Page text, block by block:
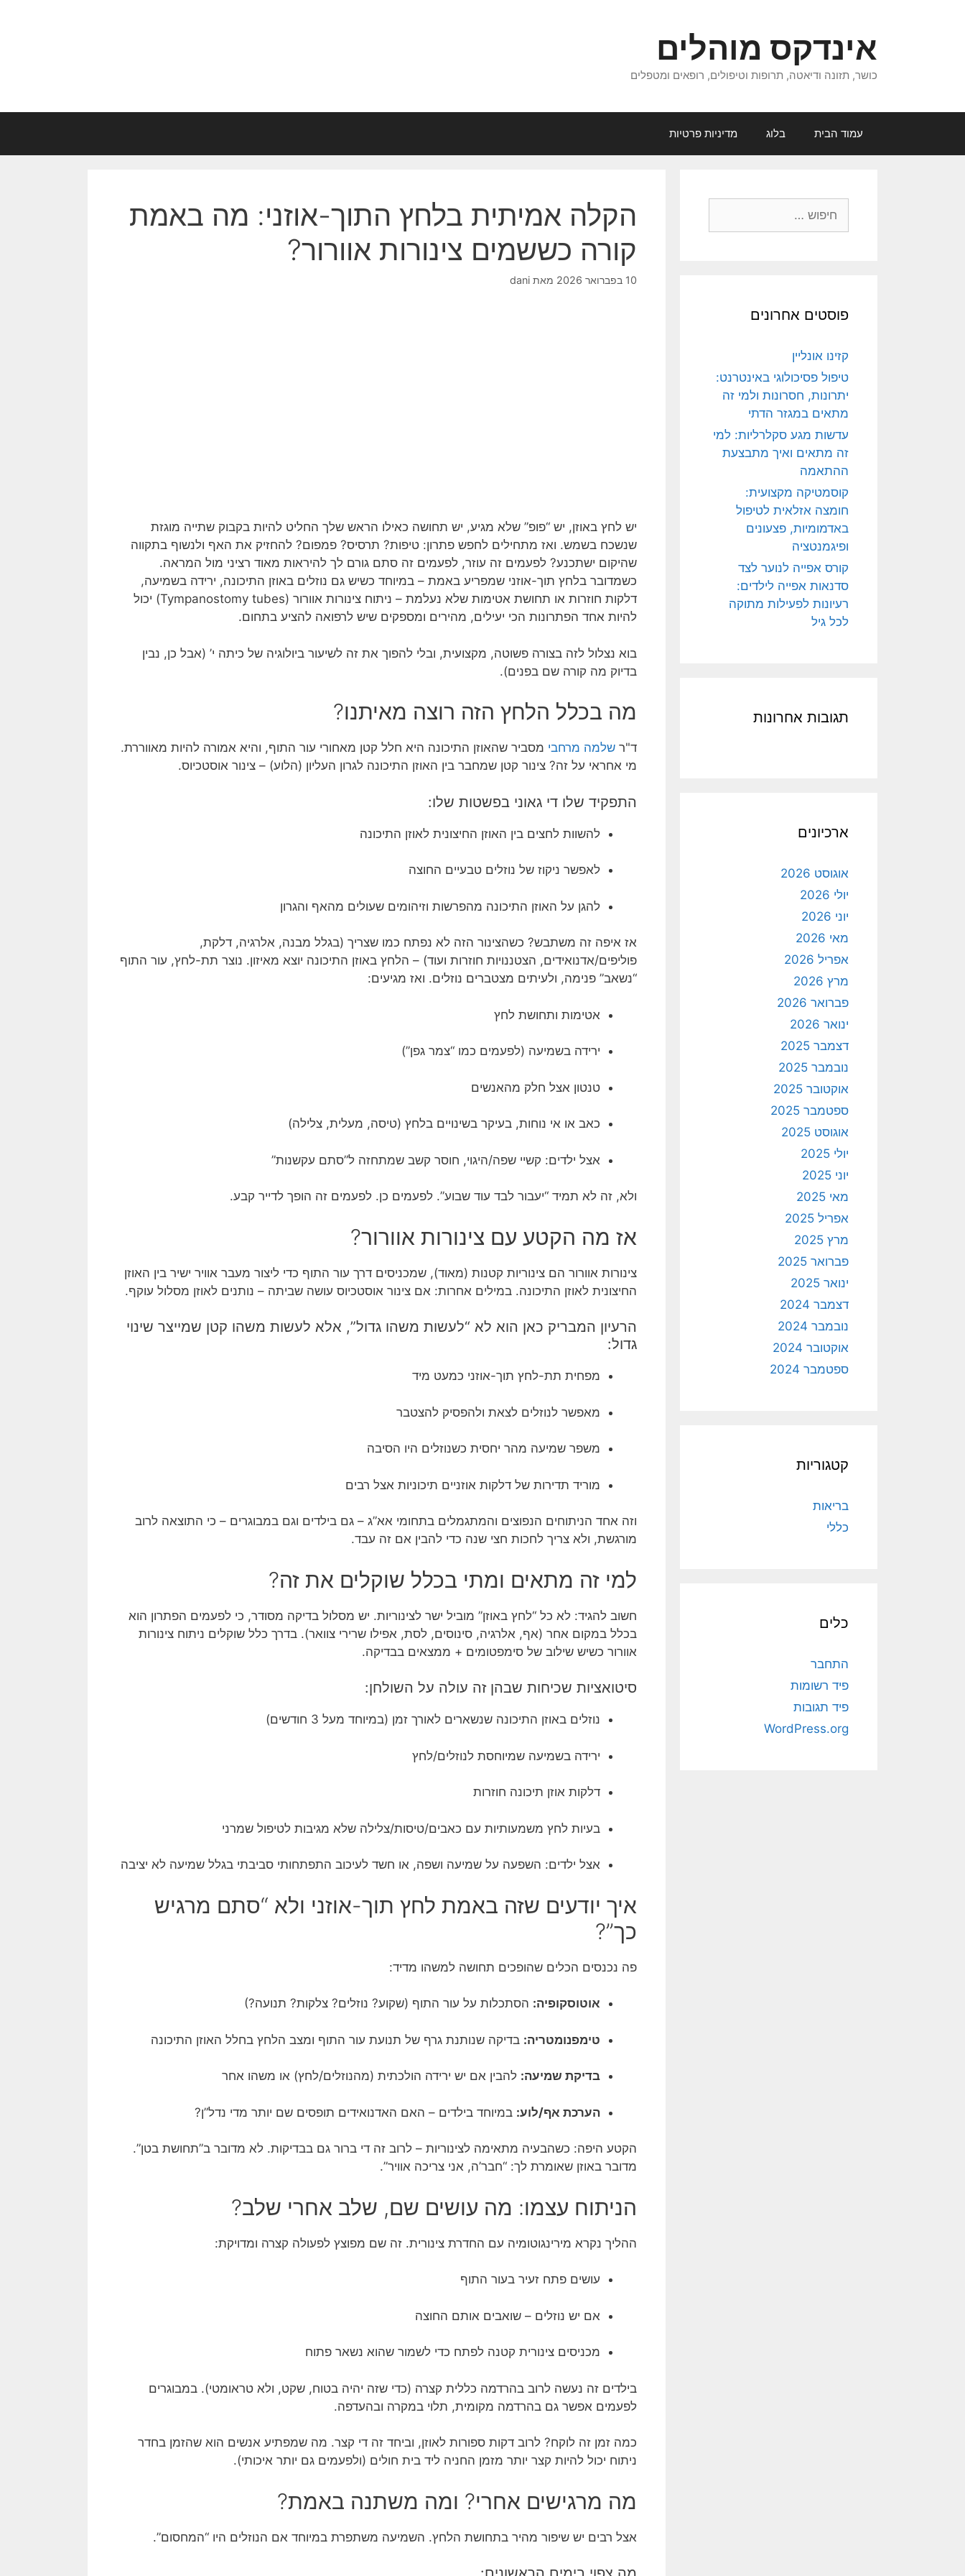
אינדקס מוהלים
כושר, תזונה ודיאטה, תרופות וטיפולים, רופאים ומטפלים
עמוד הבית בלוג מדיניות פרטיות
הקלה אמיתית בלחץ התוך-אוזני: מה באמת
קורה כששמים צינורות אוורור?
10 בפברואר 2026 מאת dani
יש לחץ באוזן, יש “פופ” שלא מגיע, יש תחושה כאילו הראש שלך החליט להיות בקבוק שתייה מוגזת
שנשכח בשמש. ואז מתחילים לחפש פתרון: טיפות? תרסיס? פמפום? להחזיק את האף ולנשוף בתקווה
שהיקום ישתכנע? לפעמים זה עוזר, לפעמים זה סתם גורם לך להיראות מאוד רציני מול המראה.
כשמדובר בלחץ תוך-אוזני שמפריע באמת – במיוחד כשיש גם נוזלים באוזן התיכונה, ירידה בשמיעה,
דלקות חוזרות או תחושת אטימות שלא נעלמת – ניתוח צינורות אוורור (Tympanostomy tubes) יכול
להיות אחד הפתרונות הכי יעילים, מהירים ומספקים שיש לרפואה להציע בתחום.
בוא נצלול לזה בצורה פשוטה, מקצועית, ובלי להפוך את זה לשיעור ביולוגיה של כיתה י’ (אבל כן, נבין
בדיוק מה קורה שם בפנים).
מה בכלל הלחץ הזה רוצה מאיתנו?
ד"ר שלמה מרחבי מסביר שהאוזן התיכונה היא חלל קטן מאחורי עור התוף, והיא אמורה להיות מאווררת.
מי אחראי על זה? צינור קטן שמחבר בין האוזן התיכונה לגרון העליון (הלוע) – צינור אוסטכיוס.
התפקיד שלו די גאוני בפשטות שלו:
להשוות לחצים בין האוזן החיצונית לאוזן התיכונה
לאפשר ניקוז של נוזלים טבעיים החוצה
להגן על האוזן התיכונה מהפרשות וזיהומים שעולים מהאף והגרון
אז איפה זה משתבש? כשהצינור הזה לא נפתח כמו שצריך (בגלל מבנה, אלרגיה, דלקת,
פוליפים/אדנואידים, הצטננויות חוזרות ועוד) – הלחץ באוזן התיכונה יוצא מאיזון. נוצר תת-לחץ, עור התוף
“נשאב” פנימה, ולעיתים מצטברים נוזלים. ואז מגיעים:
אטימות ותחושת לחץ
ירידה בשמיעה (לפעמים כמו “צמר גפן”)
טנטון אצל חלק מהאנשים
כאב או אי נוחות, בעיקר בשינויים בלחץ (טיסה, מעלית, צלילה)
אצל ילדים: קשיי שפה/היגוי, חוסר קשב שמתחזה ל”סתם עקשנות”
ולא, זה לא תמיד “יעבור לבד עוד שבוע”. לפעמים כן. לפעמים זה הופך לדייר קבע.
אז מה הקטע עם צינורות אוורור?
צינורות אוורור הם צינוריות קטנות (מאוד), שמכניסים דרך עור התוף כדי ליצור מעבר אוויר ישיר בין האוזן
החיצונית לאוזן התיכונה. במילים אחרות: אם צינור אוסטכיוס עושה שביתה – נותנים לאוזן מסלול עוקף.
הרעיון המבריק כאן הוא לא “לעשות משהו גדול”, אלא לעשות משהו קטן שמייצר שינוי
גדול:
מפחית תת-לחץ תוך-אוזני כמעט מיד
מאפשר לנוזלים לצאת ולהפסיק להצטבר
משפר שמיעה מהר יחסית כשנוזלים היו הסיבה
מוריד תדירות של דלקות אוזניים תיכוניות אצל רבים
וזה אחד הניתוחים הנפוצים והמתגמלים בתחומי אא”ג – גם בילדים וגם במבוגרים – כי התוצאה לרוב
מורגשת, ולא צריך לחכות חצי שנה כדי להבין אם זה עבד.
למי זה מתאים ומתי בכלל שוקלים את זה?
חשוב להגיד: לא כל “לחץ באוזן” מוביל ישר לצינוריות. יש מסלול בדיקה מסודר, כי לפעמים הפתרון הוא
בכלל במקום אחר (אף, אלרגיה, סינוסים, לסת, אפילו שרירי צוואר). בדרך כלל שוקלים ניתוח צינורות
אוורור כשיש שילוב של סימפטומים + ממצאים בבדיקה.
סיטואציות שכיחות שבהן זה עולה על השולחן:
נוזלים באוזן התיכונה שנשארים לאורך זמן (במיוחד מעל 3 חודשים)
ירידה בשמיעה שמיוחסת לנוזלים/לחץ
דלקות אוזן תיכונה חוזרות
בעיות לחץ משמעותיות עם כאבים/טיסות/צלילה שלא מגיבות לטיפול שמרני
אצל ילדים: השפעה על שמיעה ושפה, או חשד לעיכוב התפתחותי סביבתי בגלל שמיעה לא יציבה
איך יודעים שזה באמת לחץ תוך-אוזני ולא “סתם מרגיש
כך”?
פה נכנסים הכלים שהופכים תחושה למשהו מדיד:
אוטוסקופיה: הסתכלות על עור התוף (שקוע? נוזלים? צלקות? תנועה?)
טימפנומטריה: בדיקה שנותנת גרף של תנועת עור התוף ומצב הלחץ בחלל האוזן התיכונה
בדיקת שמיעה: להבין אם יש ירידה הולכתית (מהנוזלים/לחץ) או משהו אחר
הערכת אף/לוע: במיוחד בילדים – האם האדנואידים תופסים שם יותר מדי נדל”ן?
הקטע היפה: כשהבעיה מתאימה לצינוריות – לרוב זה די ברור גם בבדיקות. לא מדובר ב”תחושת בטן”.
מדובר באוזן שאומרת לך: “חבר’ה, אני צריכה אוויר”.
הניתוח עצמו: מה עושים שם, שלב אחרי שלב?
ההליך נקרא מירינגוטומיה עם החדרת צינורית. זה שם מפוצץ לפעולה קצרה ומדויקת:
עושים פתח זעיר בעור התוף
אם יש נוזלים – שואבים אותם החוצה
מכניסים צינורית קטנה לפתח כדי לשמור שהוא נשאר פתוח
בילדים זה נעשה לרוב בהרדמה כללית קצרה (כדי שזה יהיה בטוח, שקט, ולא טראומטי). במבוגרים
לפעמים אפשר גם בהרדמה מקומית, תלוי במקרה ובהעדפה.
כמה זמן זה לוקח? לרוב דקות ספורות לאוזן, וביחד זה די קצר. מה שמפתיע אנשים הוא שהזמן בחדר
ניתוח יכול להיות קצר יותר מזמן החניה ליד בית חולים (ולפעמים גם יותר איכותי).
מה מרגישים אחרי? ומה משתנה באמת?
אצל רבים יש שיפור מהיר בתחושת הלחץ. השמיעה משתפרת במיוחד אם הנוזלים היו “המחסום”.
פוסטים אחרונים
קזינו אונליין
טיפול פסיכולוגי באינטרנט:
יתרונות, חסרונות ולמי זה
מתאים במגזר הדתי
עדשות מגע סקלרליות: למי
זה מתאים ואיך מתבצעת
ההתאמה
קוסמטיקה מקצועית:
חומצה אזלאית לטיפול
באדמומיות, פצעונים
ופיגמנטציה
קורס אפייה לנוער לצד
סדנאות אפייה לילדים:
רעיונות לפעילות מתוקה
לכל גיל
תגובות אחרונות
ארכיונים
אוגוסט 2026
יולי 2026
יוני 2026
מאי 2026
אפריל 2026
מרץ 2026
פברואר 2026
ינואר 2026
דצמבר 2025
נובמבר 2025
אוקטובר 2025
ספטמבר 2025
אוגוסט 2025
יולי 2025
יוני 2025
מאי 2025
אפריל 2025
מרץ 2025
פברואר 2025
ינואר 2025
דצמבר 2024
נובמבר 2024
אוקטובר 2024
ספטמבר 2024
קטגוריות
בריאות
כללי
כלים
התחבר
פיד רשומות
פיד תגובות
WordPress.org